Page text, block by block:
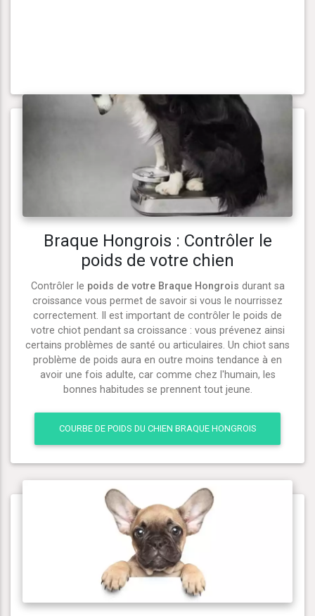
Braque Hongrois : Contrôler le
poids de votre chien
Contrôler le poids de votre Braque Hongrois durant sa
croissance vous permet de savoir si vous le nourrissez
correctement. Il est important de contrôler le poids de
votre chiot pendant sa croissance : vous prévenez ainsi
certains problèmes de santé ou articulaires. Un chiot sans
problème de poids aura en outre moins tendance à en
avoir une fois adulte, car comme chez l'humain, les
bonnes habitudes se prennent tout jeune.
COURBE DE POIDS DU CHIEN BRAQUE HONGROIS